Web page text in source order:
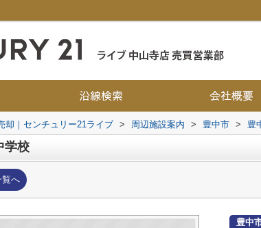
却｜センチュリー21ライブ > 周辺施設案内 > 豊中市 > 豊
学校
覧へ
豊中